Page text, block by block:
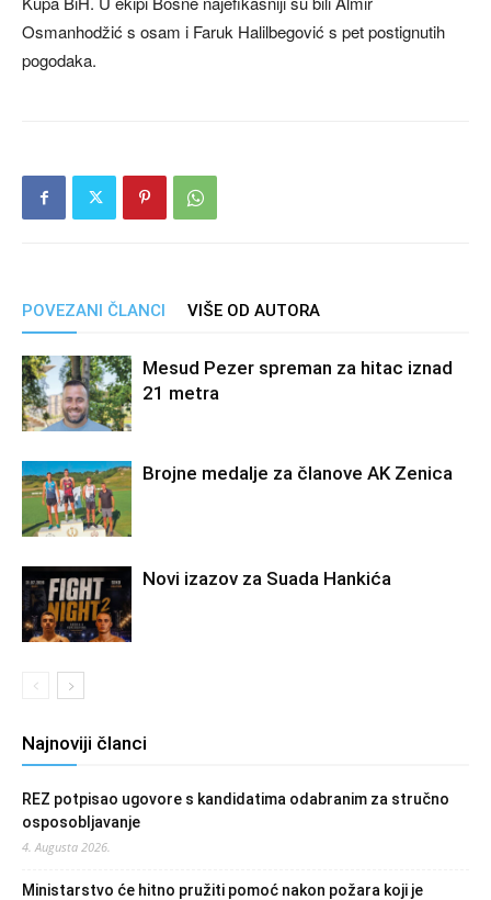
Osmanhodžić s osam i Faruk Halilbegović s pet postignutih
pogodaka.
POVEZANI ČLANCI VIŠE OD AUTORA
Mesud Pezer spreman za hitac iznad
21 metra
Brojne medalje za članove AK Zenica
Novi izazov za Suada Hankića
Najnoviji članci
REZ potpisao ugovore s kandidatima odabranim za stručno
osposobljavanje
4. Augusta 2026.
Ministarstvo će hitno pružiti pomoć nakon požara koji je